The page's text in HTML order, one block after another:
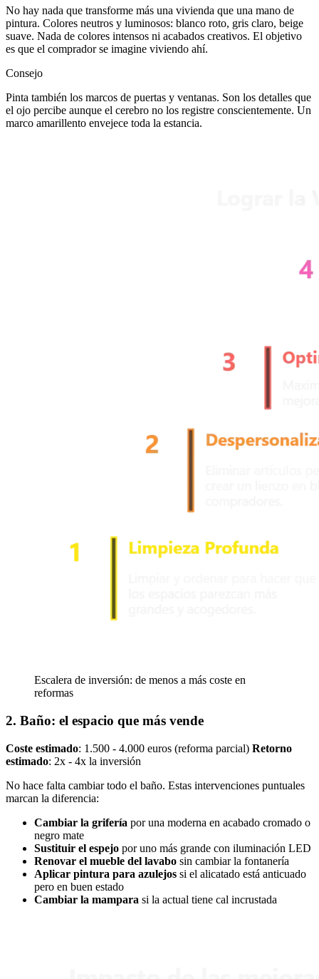
No hay nada que transforme más una vivienda que una mano de
pintura. Colores neutros y luminosos: blanco roto, gris claro, beige
suave. Nada de colores intensos ni acabados creativos. El objetivo
es que el comprador se imagine viviendo ahí.
Consejo
Pinta también los marcos de puertas y ventanas. Son los detalles que
el ojo percibe aunque el cerebro no los registre conscientemente. Un
marco amarillento envejece toda la estancia.
Escalera de inversión: de menos a más coste en
reformas
2. Baño: el espacio que más vende
Coste estimado: 1.500 - 4.000 euros (reforma parcial) Retorno
estimado: 2x - 4x la inversión
No hace falta cambiar todo el baño. Estas intervenciones puntuales
marcan la diferencia:
Cambiar la grifería por una moderna en acabado cromado o
negro mate
Sustituir el espejo por uno más grande con iluminación LED
Renovar el mueble del lavabo sin cambiar la fontanería
Aplicar pintura para azulejos si el alicatado está anticuado
pero en buen estado
Cambiar la mampara si la actual tiene cal incrustada